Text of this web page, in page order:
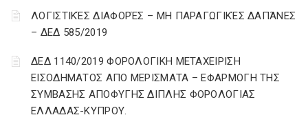
ΛΟΓΙΣΤΙΚΈΣ ΔΙΑΦΟΡΈΣ – ΜΗ ΠΑΡΑΓΩΓΙΚΈΣ ΔΑΠΆΝΕΣ
– ΔΕΔ 585/2019
ΔΕΔ 1140/2019 ΦΟΡΟΛΟΓΙΚΗ ΜΕΤΑΧΕΙΡΙΣΗ
ΕΙΣΟΔΗΜΑΤΟΣ ΑΠΟ ΜΕΡΙΣΜΑΤΑ – ΕΦΑΡΜΟΓΗ ΤΗΣ
ΣΥΜΒΑΣΗΣ ΑΠΟΦΥΓΗΣ ΔΙΠΛΗΣ ΦΟΡΟΛΟΓΙΑΣ
ΕΛΛΑΔΑΣ-ΚΥΠΡΟΥ.